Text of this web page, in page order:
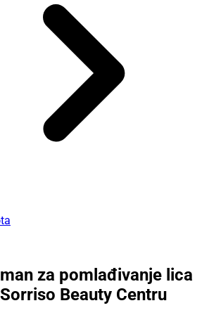
za pomlađivanje lica
Beauty Centru